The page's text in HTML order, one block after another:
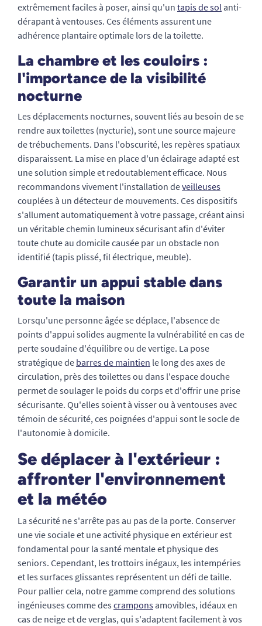
extrêmement faciles à poser, ainsi qu'un tapis de sol anti-
dérapant à ventouses. Ces éléments assurent une
adhérence plantaire optimale lors de la toilette.
La chambre et les couloirs :
l'importance de la visibilité
nocturne
Les déplacements nocturnes, souvent liés au besoin de se
rendre aux toilettes (nycturie), sont une source majeure
de trébuchements. Dans l'obscurité, les repères spatiaux
disparaissent. La mise en place d'un éclairage adapté est
une solution simple et redoutablement efficace. Nous
recommandons vivement l'installation deveilleuses
couplées à un détecteur de mouvements. Ces dispositifs
s'allument automatiquement à votre passage, créant ainsi
un véritable chemin lumineux sécurisant afin d'éviter
toute chute au domicile causée par un obstacle non
identifié (tapis plissé, fil électrique, meuble).
Garantir un appui stable dans
toute la maison
Lorsqu'une personne âgée se déplace, l'absence de
points d'appui solides augmente la vulnérabilité en cas de
perte soudaine d'équilibre ou de vertige. La pose
stratégique de barres de maintien le long des axes de
circulation, près des toilettes ou dans l'espace douche
permet de soulager le poids du corps et d'offrir une prise
sécurisante. Qu'elles soient à visser ou à ventouses avec
témoin de sécurité, ces poignées d'appui sont le socle de
l'autonomie à domicile.
Se déplacer à l'extérieur :
affronter l'environnement
et la météo
La sécurité ne s'arrête pas au pas de la porte. Conserver
une vie sociale et une activité physique en extérieur est
fondamental pour la santé mentale et physique des
seniors. Cependant, les trottoirs inégaux, les intempéries
et les surfaces glissantes représentent un défi de taille.
Pour pallier cela, notre gamme comprend des solutions
ingénieuses comme des crampons amovibles, idéaux en
cas de neige et de verglas, qui s'adaptent facilement à vos